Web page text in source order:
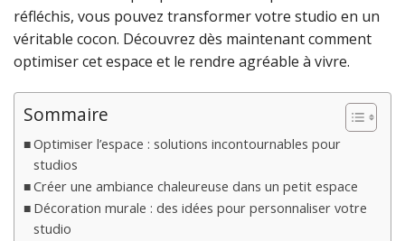
réfléchis, vous pouvez transformer votre studio en un
véritable cocon. Découvrez dès maintenant comment
optimiser cet espace et le rendre agréable à vivre.
Sommaire
Optimiser l’espace : solutions incontournables pour
studios
Créer une ambiance chaleureuse dans un petit espace
Décoration murale : des idées pour personnaliser votre
studio